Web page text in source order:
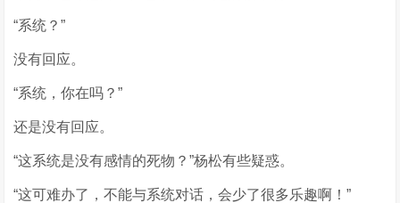
“系统？”
没有回应。
“系统，你在吗？”
还是没有回应。
“这系统是没有感情的死物？”杨松有些疑惑。
“这可难办了，不能与系统对话，会少了很多乐趣啊！”